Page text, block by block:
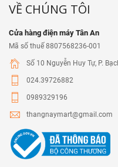
VỀ CHÚNG TÔI
Cửa hàng điện máy Tân An
Mã số thuế 8807568236-001
Số 10 Nguyễn Huy Tự, P.
024.39726882
0989329196
thangnaymart@gmail.com